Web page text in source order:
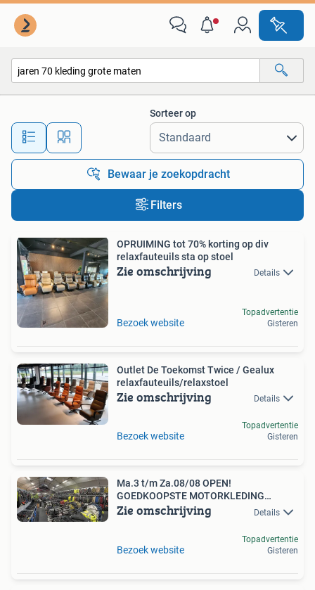
Alle afstanden…
Sorteer op
Bewaar je zoekopdracht
Filters
OPRUIMING tot 70% korting op div
relaxfauteuils sta op stoel
Zie omschrijving Details
Bezoek website
Topadvertentie
Gisteren
Outlet De Toekomst Twice / Gealux
relaxfauteuils/relaxstoel
Zie omschrijving Details
Bezoek website
Topadvertentie
Gisteren
Ma.3 t/m Za.08/08 OPEN!
GOEDKOOPSTE MOTORKLEDING
GROOTHANDEL
Zie omschrijving Details
Bezoek website
Topadvertentie
Gisteren